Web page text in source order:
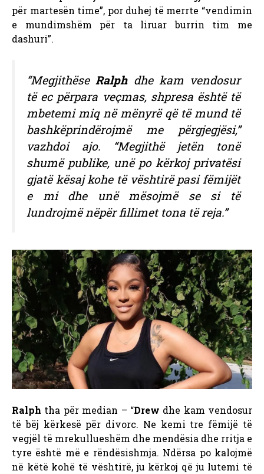
për martesën time”, por duhej të merrte “vendimin
e mundimshëm për ta liruar burrin tim me
dashuri”.
“MegjithëseRalphdhe kam vendosur
të ec përpara veçmas, shpresa është të
mbetemi miq në mënyrë që të mund të
bashkëprindërojmë me përgjegjësi,”
vazhdoi ajo. “Megjithë jetën tonë
shumë publike, unë po kërkoj privatësi
gjatë kësaj kohe të vështirë pasi fëmijët
e mi dhe unë mësojmë se si të
lundrojmë nëpër fillimet tona të reja.”
Ralph tha për median – “Drew dhe kam vendosur
të bëj kërkesë për divorc. Ne kemi tre fëmijë të
vegjël të mrekullueshëm dhe mendësia dhe rritja e
tyre është më e rëndësishmja. Ndërsa po kalojmë
në këtë kohë të vështirë, ju kërkoj që ju lutemi të